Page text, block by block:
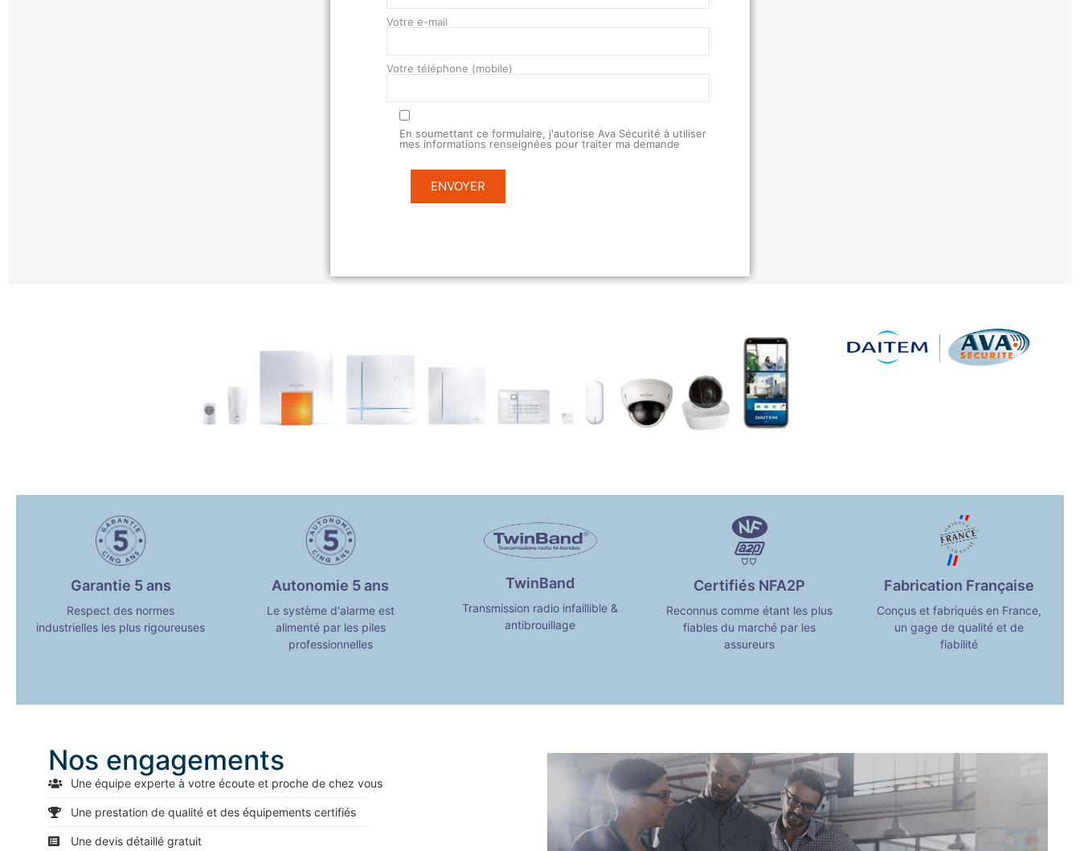
Votre e-mail
Votre téléphone (mobile)
En soumettant ce formulaire, j'autorise Ava Sécurité à utiliser
mes informations renseignées pour traiter ma demande
Garantie 5 ans
Respect des normes
industrielles les plus rigoureuses
Autonomie 5 ans
Le système d'alarme est
alimenté par les piles
professionnelles
TwinBand
Transmission radio infaillible &
antibrouillage
Certifiés NFA2P
Reconnus comme étant les plus
fiables du marché par les
assureurs
Fabrication Française
Conçus et fabriqués en France,
un gage de qualité et de
fiabilité
Nos engagements
Une équipe experte à votre écoute et proche de chez vous
Une prestation de qualité et des équipements certifiés
Une devis détaillé gratuit